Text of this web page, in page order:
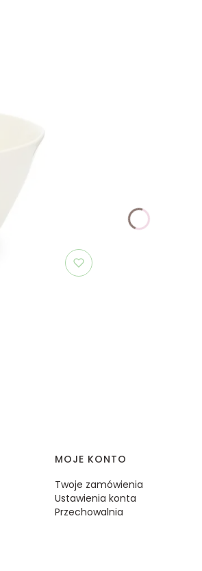
MOJE KONTO
Twoje zamówienia
Ustawienia konta
Przechowalnia